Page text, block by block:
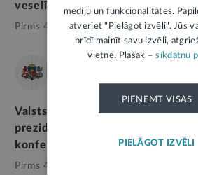
veselības nozarē
Pirms 4 dienām, Veselība
Valsts prezidenta Edgara
prezidenta Andra Kulberga
konference
Pirms 4 dienām,
mediju un funkcionalitātes.
atveriet "Pielāgot izvēli". Jūs
brīdī mainīt savu izvēli,
vietnē. Plašāk –sīkdatņu
PIEŅEMT VISAS
PIELĀGOT IZVĒLI